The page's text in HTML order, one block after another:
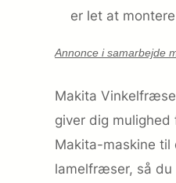
er let at montere
Annonce i samarbejde
Makita
giver dig
Makita-maskine til
lamelfræser, så